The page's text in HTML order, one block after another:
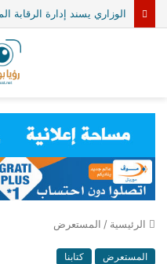
الوزاري يسند إدارة الرقابة
الرئيسية / المستعرض
المستعرض كتابنا